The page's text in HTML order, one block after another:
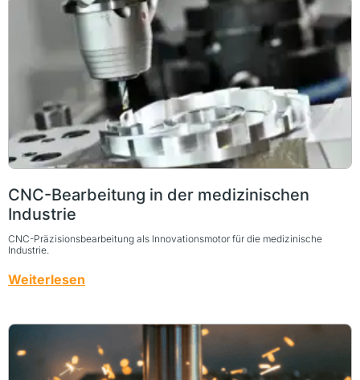
CNC-Bearbeitung in der medizinischen
Industrie
CNC-Präzisionsbearbeitung als Innovationsmotor für die medizinische
Industrie.
Weiterlesen